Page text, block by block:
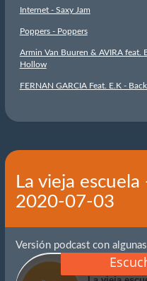
Internet - Saxy Jam
Poppers - Poppers
Armin Van Buuren & AVIRA feat.
Hollow
FERNAN GARCIA Feat. E.K -
La vieja
2020-07-03
Versión podcast con